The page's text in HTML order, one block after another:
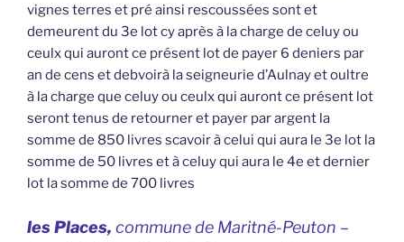
vignes terres et pré ainsi rescoussées sont et
demeurent du 3e lot cy après à la charge de celuy ou
ceulx qui auront ce présent lot de payer 6 deniers par
an de cens et debvoirà la seigneurie d’Aulnay et oultre
à la charge que celuy ou ceulx qui auront ce présent lot
seront tenus de retourner et payer par argent la
somme de 850 livres scavoir à celui qui aura le 3e lot la
somme de 50 livres et à celuy qui aura le 4e et dernier
lot la somme de 700 livres
les Places, commune de Maritné-Peuton –